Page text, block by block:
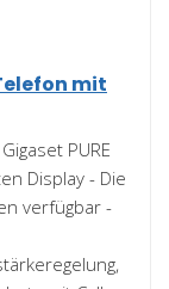
mit
PURE
Display - Die
verfügbar -